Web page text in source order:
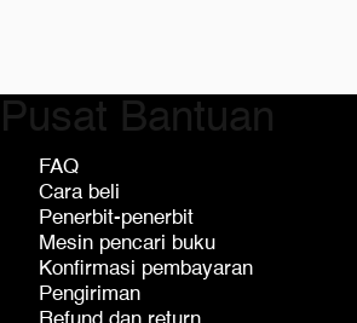
Pusat Bantuan
FAQ
Cara beli
Penerbit-penerbit
Mesin pencari buku
Konfirmasi pembayaran
Pengiriman